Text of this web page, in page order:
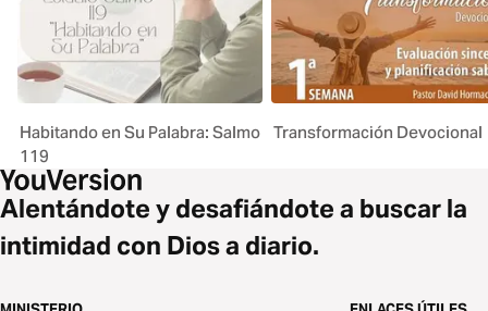
Habitando en Su Palabra: Salmo
119
Transformación Devocional
Alentándote y desafiándote a buscar la
intimidad con Dios a diario.